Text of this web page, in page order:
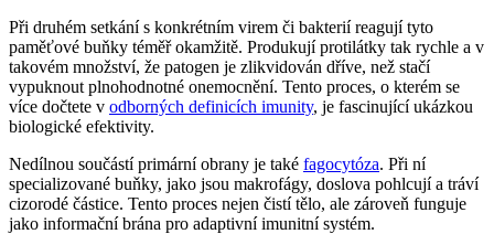
Při druhém setkání s konkrétním virem či bakterií reagují tyto
paměťové buňky téměř okamžitě. Produkují protilátky tak rychle a v
takovém množství, že patogen je zlikvidován dříve, než stačí
vypuknout plnohodnotné onemocnění. Tento proces, o kterém se
více dočtete v odborných definicích imunity, je fascinující ukázkou
biologické efektivity.
Nedílnou součástí primární obrany je také fagocytóza. Při ní
specializované buňky, jako jsou makrofágy, doslova pohlcují a tráví
cizorodé částice. Tento proces nejen čistí tělo, ale zároveň funguje
jako informační brána pro adaptivní imunitní systém.